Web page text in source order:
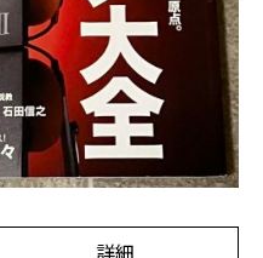
詳細